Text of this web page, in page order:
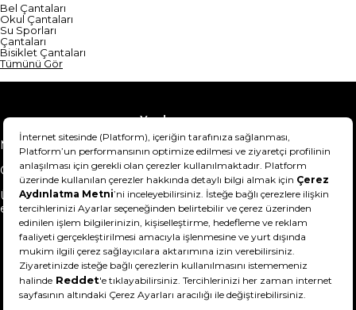
Bel Çantaları
Okul Çantaları
Su Sporları
Çantaları
Bisiklet Çantaları
Tümünü Gör
Yardım
Mesafeli Satış Sözleşmesi
Teslimat Bilgisi
Gizlilik Sözleşmesi
Şartlar & Koşullar
Ürünümü nasıl iade
edebilirim?
Hakkımızda